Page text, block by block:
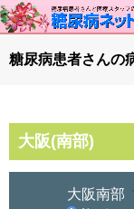
トップページ
談話室BBS
糖尿病のきほん
特集・連載
糖尿病患者さんの
大阪(南部)